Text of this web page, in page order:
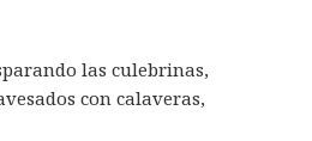
las culebrinas,
con calaveras,